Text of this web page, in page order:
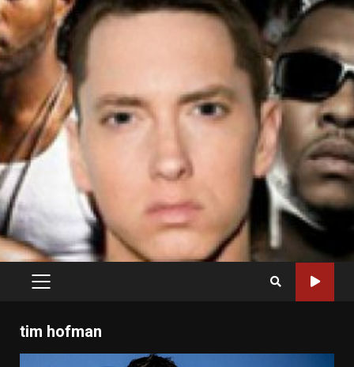
PRIMARY
tim hofman